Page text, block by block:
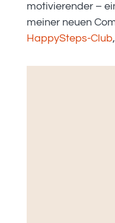
motivierender –
meiner neuen
HappySteps-Club